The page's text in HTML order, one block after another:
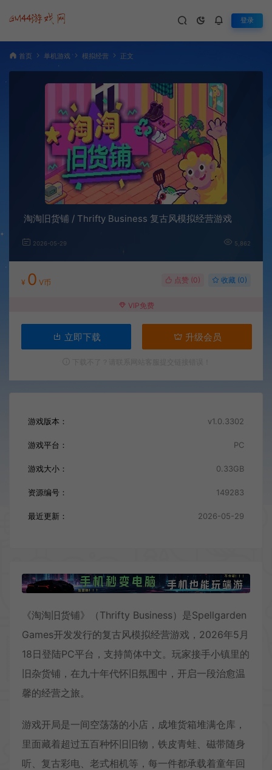
登录
首页 单机游戏 模拟经营 正文
淘淘旧货铺 / Thrifty Business 复古风模拟经营游戏
2026-05-29 5,862
¥ 0 V币 点赞 (0) 收藏 (0)
VIP免费
立即下载 升级会员
游戏版本： v1.0.3302
游戏平台： PC
游戏大小： 0.33GB
资源编号： 149283
最近更新： 2026-05-29
《淘淘旧货铺》（Thrifty Business）是Spellgarden
Games开发发行的复古风模拟经营游戏，2026年5月
18日登陆PC平台，支持简体中文。玩家接手小镇里的
旧杂货铺，在九十年代怀旧氛围中，开启一段治愈温
馨的经营之旅。
游戏开局是一间空荡荡的小店，成堆货箱堆满仓库，
里面藏着超过五百种怀旧旧物，铁皮青蛙、磁带随身
听、复古彩电、老式相机等，每一件都承载着童年回